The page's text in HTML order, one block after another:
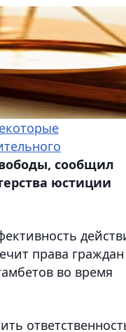
сообщил
юстиции
права граждан
во время